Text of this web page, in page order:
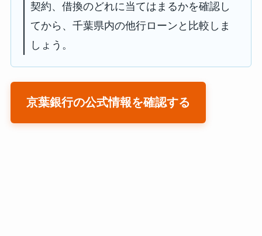
契約、借換のどれに当てはまるかを確認し
てから、千葉県内の他行ローンと比較しま
しょう。
京葉銀行の公式情報を確認する